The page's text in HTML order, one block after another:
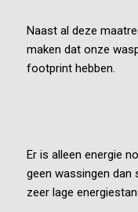
Naast al deze
maken dat onze
footprint hebben.
Er is alleen energie
geen wassingen dan
zeer lage